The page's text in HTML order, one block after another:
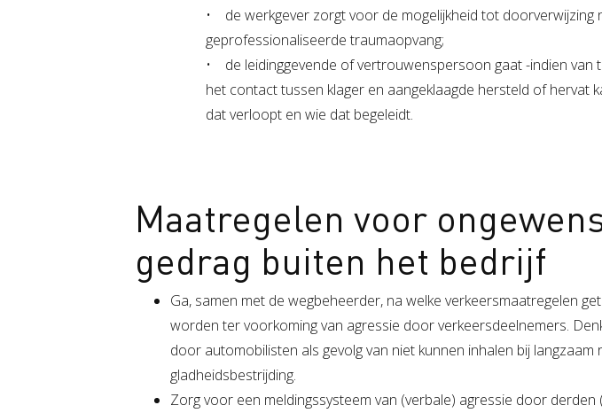
• de werkgever zorgt voor de mogelijkheid tot doorverwijzing
geprofessionaliseerde traumaopvang;
• de leidinggevende of vertrouwenspersoon gaat -indien van
het contact tussen klager en aangeklaagde hersteld of hervat
dat verloopt en wie dat begeleidt.
Maatregelen voor
gedrag buiten het bedrijf
Ga, samen met de wegbeheerder, na welke verkeersmaatregelen
worden ter voorkoming van agressie door verkeersdeelnemers.
door automobilisten als gevolg van niet kunnen inhalen bij langzaam
gladheidsbestrijding.
Zorg voor een meldingssysteem van (verbale) agressie door